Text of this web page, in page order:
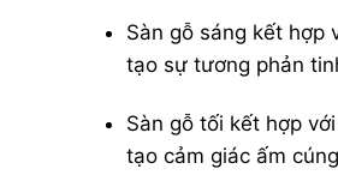
Sàn gỗ sáng kết hợp
tạo sự tương phản
Sàn gỗ tối kết hợp
tạo cảm giác ấm